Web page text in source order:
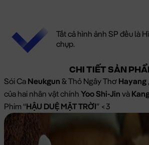
Tất cả hình ảnh SP đều là
chụp.
CHI TIẾT SẢN
Sói Ca Neukgun & Thỏ Ngây Thơ Hayang
của hai nhân vật chính Yoo Shi-Jin và
Phim “HẬU DUỆ MẶT TRỜI” <3